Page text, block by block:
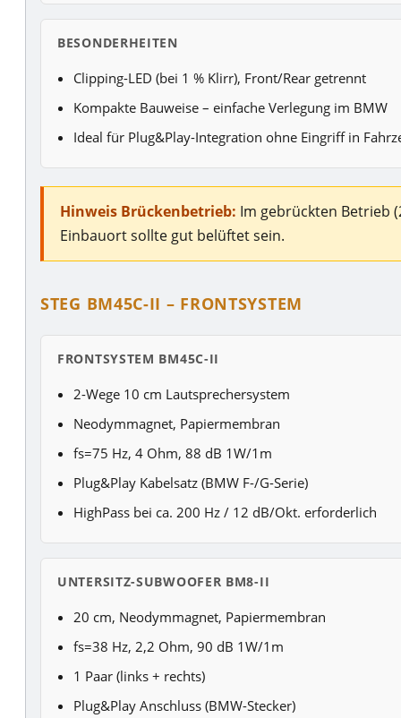
BESONDERHEITEN
Clipping-LED (bei 1 % Klirr), Front/Rear getrennt
Kompakte Bauweise – einfache Verlegung im BMW
Ideal für Plug&Play-Integration ohne Eingriff in
Hinweis Brückenbetrieb: Im gebrückten Betrieb
Einbauort sollte gut belüftet sein.
STEG BM45C-II – FRONTSYSTEM
FRONTSYSTEM BM45C-II
2-Wege 10 cm Lautsprechersystem
Neodymmagnet, Papiermembran
fs=75 Hz, 4 Ohm, 88 dB 1W/1m
Plug&Play Kabelsatz (BMW F-/G-Serie)
HighPass bei ca. 200 Hz / 12 dB/Okt. erforderlich
UNTERSITZ-SUBWOOFER BM8-II
20 cm, Neodymmagnet, Papiermembran
fs=38 Hz, 2,2 Ohm, 90 dB 1W/1m
1 Paar (links + rechts)
Plug&Play Anschluss (BMW-Stecker)